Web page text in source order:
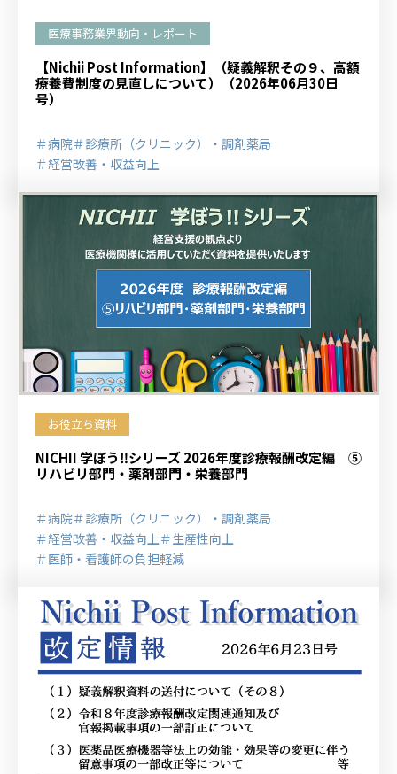
医療事務業界動向・レポート
【Nichii Post Information】（疑義解釈その９、高額
療養費制度の見直しについて）（2026年06月30日
号）
＃病院＃診療所（クリニック）・調剤薬局
＃経営改善・収益向上
お役立ち資料
NICHII 学ぼう‼シリーズ 2026年度診療報酬改定編 ⑤
リハビリ部門・薬剤部門・栄養部門
＃病院＃診療所（クリニック）・調剤薬局
＃経営改善・収益向上＃生産性向上
＃医師・看護師の負担軽減